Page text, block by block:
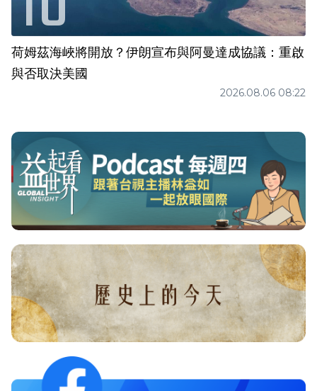
荷姆茲海峽將開放？伊朗宣布與阿曼達成協議：重啟
與否取決美國
2026.08.06 08:22